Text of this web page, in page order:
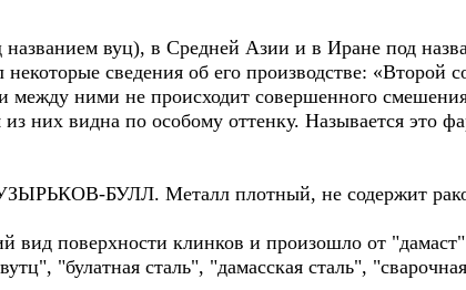
вуц), в Средней Азии и в Иране под
сведения об его производстве: «Второй
между ними не происходит совершенного
них видна по особому оттенку. Называется это
БУЛЛ. Металл плотный, не содержит
вид поверхности клинков и произошло от
"булатная сталь", "дамасская сталь",